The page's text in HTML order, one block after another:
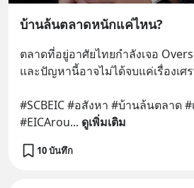
บ้านล้นตลาดหนักแค่ไหน?
ตลาดที่อยู่อาศัยไทยกำลังเจอ
และปัญหานี้อาจไม่ได้จบแค่เรื่องเศ
#SCBEIC #อสังหา #บ้านล้นตลาด
#EICArou... ดูเพิ่มเติม
10 บันทึก